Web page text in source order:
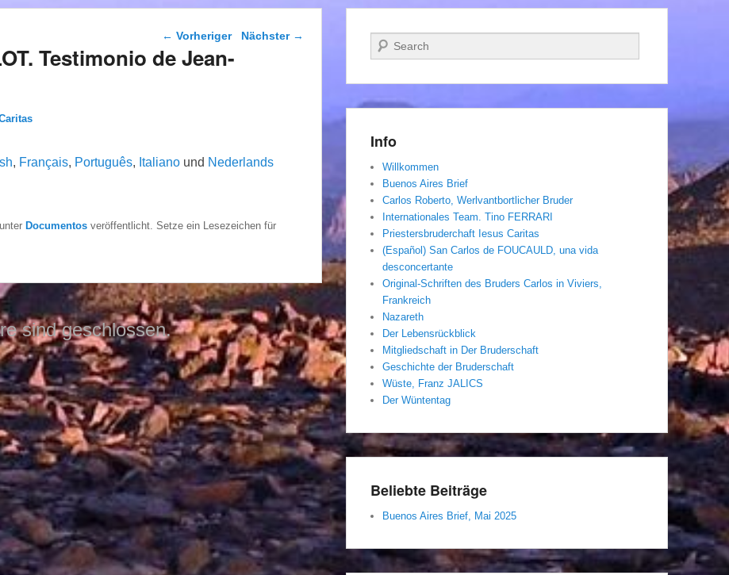
Beitragsnavigation
← Vorheriger Nächster →
Testimonio de Jean-
, Français, Português, Italiano und Nederlands
unter Documentos veröffentlicht. Setze ein Lesezeichen für
sind geschlossen.
Suchen
Info
Willkommen
Buenos Aires Brief
Carlos Roberto, Werlvantbortlicher Bruder
Internationales Team. Tino FERRARI
Priestersbruderchaft Iesus Caritas
(Español) San Carlos de FOUCAULD, una vida
desconcertante
Original-Schriften des Bruders Carlos in Viviers,
Frankreich
Nazareth
Der Lebensrückblick
Mitgliedschaft in Der Bruderschaft
Geschichte der Bruderschaft
Wüste, Franz JALICS
Der Wüntentag
Beliebte Beiträge
Buenos Aires Brief, Mai 2025